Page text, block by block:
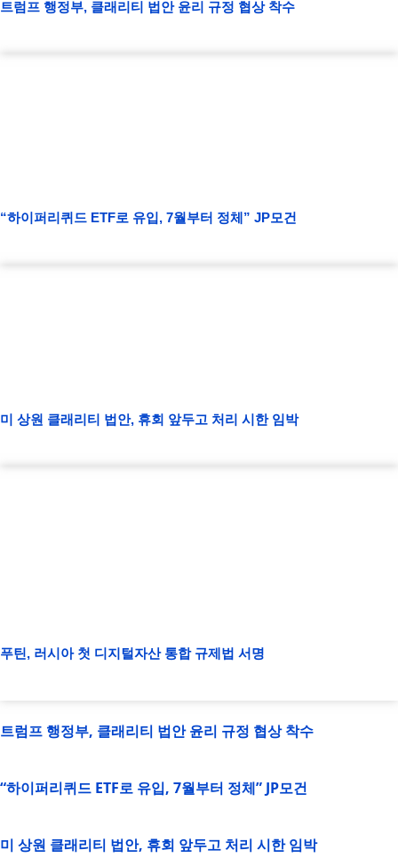
트럼프 행정부, 클래리티 법안 윤리 규정 협상 착수
“하이퍼리퀴드 ETF로 유입, 7월부터 정체” JP모건
미 상원 클래리티 법안, 휴회 앞두고 처리 시한 임박
푸틴, 러시아 첫 디지털자산 통합 규제법 서명
트럼프 행정부, 클래리티 법안 윤리 규정 협상 착수
“하이퍼리퀴드 ETF로 유입, 7월부터 정체” JP모건
미 상원 클래리티 법안, 휴회 앞두고 처리 시한 임박